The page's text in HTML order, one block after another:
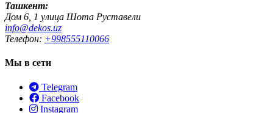
Ташкент:
Дом 6, 1 улица Шота Руставели
info@dekos.uz
Телефон: +998555110066
Мы в сети
Telegram
Facebook
Instagram